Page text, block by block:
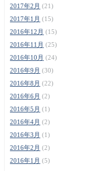
2017年2月 (21)
2017年1月 (15)
2016年12月 (15)
2016年11月 (25)
2016年10月 (24)
2016年9月 (30)
2016年8月 (22)
2016年6月 (2)
2016年5月 (1)
2016年4月 (2)
2016年3月 (1)
2016年2月 (2)
2016年1月 (5)